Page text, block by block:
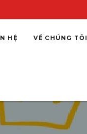
HỆ VỀ CHÚNG TÔI